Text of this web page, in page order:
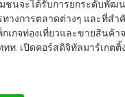
มชนจะได้รับการยกระดับพั
างการตลาดต่างๆ และที่ส
กจท่องเที่ยวและขายสินค้
ท. เปิดคอร์สดิจิทัลมาร์เกต